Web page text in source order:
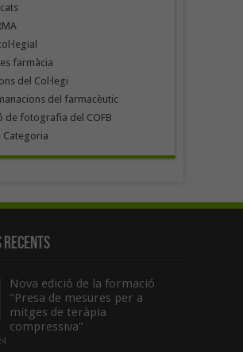
farmàcia
del Col·legi
del farmacèutic
de fotografia del COFB
Categoria
recents
Nova edició de la formació
“Presa de mesures per a
mitges de teràpia
compressiva”